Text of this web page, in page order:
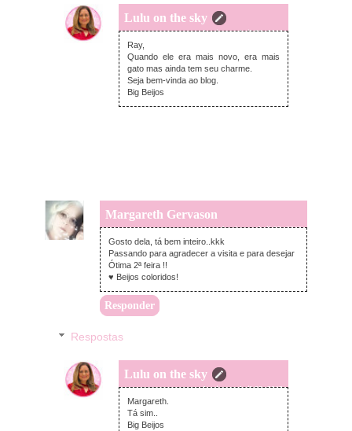
Lulu on the sky
domingo, abril 28, 2013
Ray,
Quando ele era mais novo, era mais
gato mas ainda tem seu charme.
Seja bem-vinda ao blog.
Big Beijos
Margareth Gervason
domingo, abril 28, 2013
Gosto dela, tá bem inteiro..kkk
Passando para agradecer a visita e para desejar
Ótima 2ª feira !!
♥ Beijos coloridos!
Responder
Respostas
Lulu on the sky
domingo, abril 28, 2013
Margareth.
Tá sim..
Big Beijos